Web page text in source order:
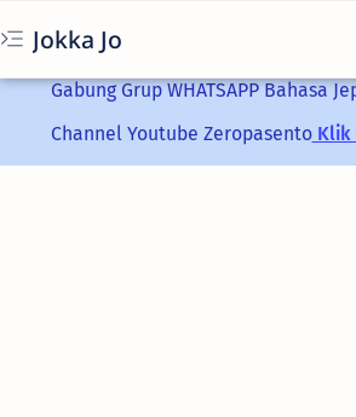
Jokka Jo
Gabung GrupWHATSAPPBahasa
Channel Youtube ZeropasentoKlik